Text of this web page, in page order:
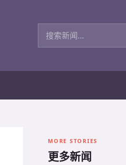
搜索新闻
MORE STORIES
更多新闻